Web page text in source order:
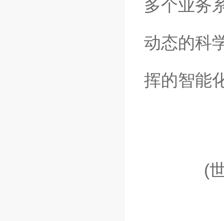
多个业务
动态的科
挥的智能
(世